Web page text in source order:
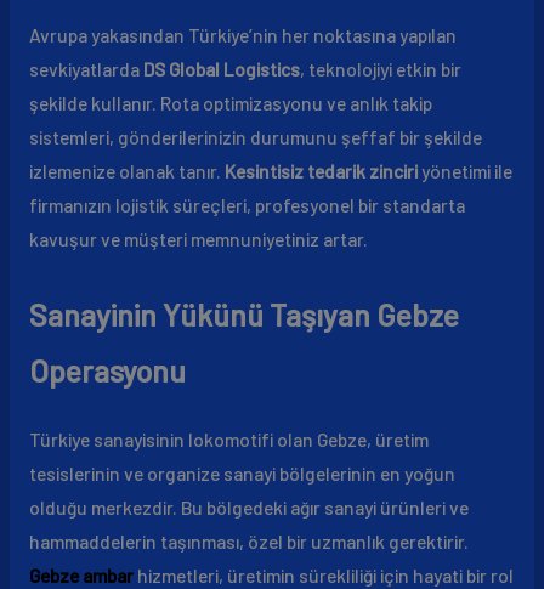
Avrupa yakasından Türkiye’nin her noktasına yapılan
sevkiyatlarda DS Global Logistics, teknolojiyi etkin bir
şekilde kullanır. Rota optimizasyonu ve anlık takip
sistemleri, gönderilerinizin durumunu şeffaf bir şekilde
izlemenize olanak tanır. Kesintisiz tedarik zinciriyönetimi ile
firmanızın lojistik süreçleri, profesyonel bir standarta
kavuşur ve müşteri memnuniyetiniz artar.
Sanayinin Yükünü Taşıyan Gebze
Operasyonu
Türkiye sanayisinin lokomotifi olan Gebze, üretim
tesislerinin ve organize sanayi bölgelerinin en yoğun
olduğu merkezdir. Bu bölgedeki ağır sanayi ürünleri ve
hammaddelerin taşınması, özel bir uzmanlık gerektirir.
Gebze ambarhizmetleri, üretimin sürekliliği için hayati bir rol